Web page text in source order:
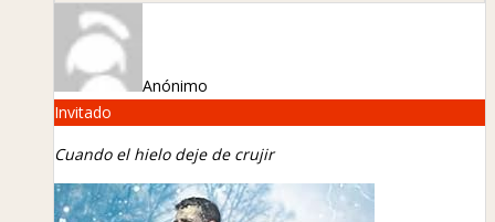
Anónimo
Invitado
Cuando el hielo deje de crujir